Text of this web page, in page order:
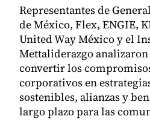
Representantes de
de México, Flex, ENGIE,
United Way México y el
Mettaliderazgo
convertir los
corporativos en
sostenibles, alianzas y
largo plazo para las